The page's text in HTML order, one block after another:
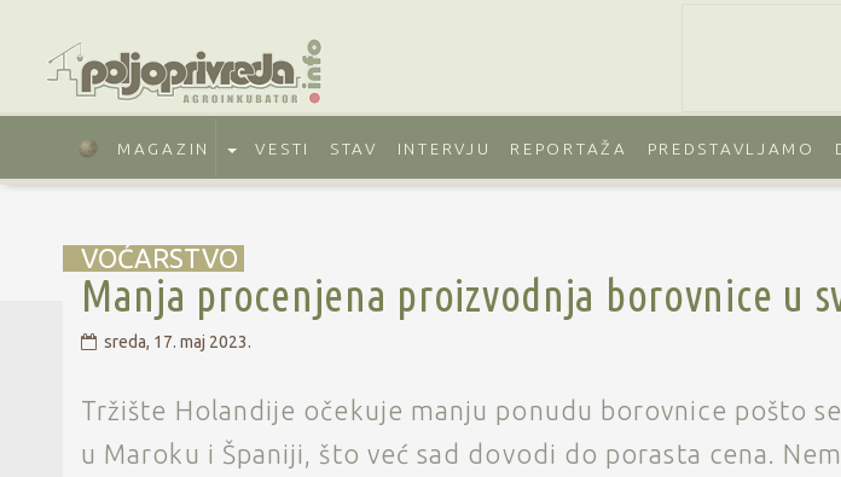
MAGAZIN VESTI STAV INTERVJU REPORTAŽA PREDSTAVLJAMO
VOĆARSTVO
Manja procenjena proizvodnja borovnice u
sreda, 17. maj 2023.
Tržište Holandije očekuje manju ponudu borovnice pošto
u Maroku i Španiji, što već sad dovodi do porasta cena.